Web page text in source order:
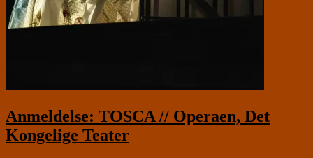
Anmeldelse: TOSCA // Operaen, Det
Kongelige Teater